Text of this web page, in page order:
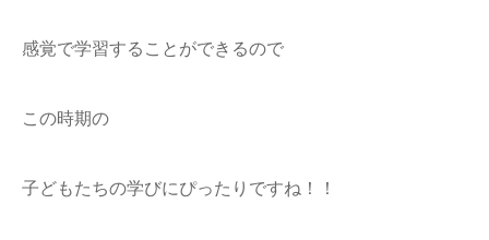
感覚で学習することができるので
この時期の
子どもたちの学びにぴったりですね！！